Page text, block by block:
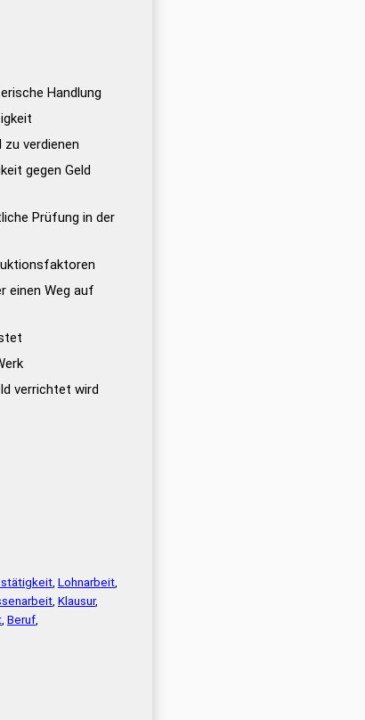
Handlung
zu verdienen
gegen Geld
Prüfung in der
einen Weg auf
verrichtet wird
, Lohnarbeit,
, Klausur,
, Beruf,